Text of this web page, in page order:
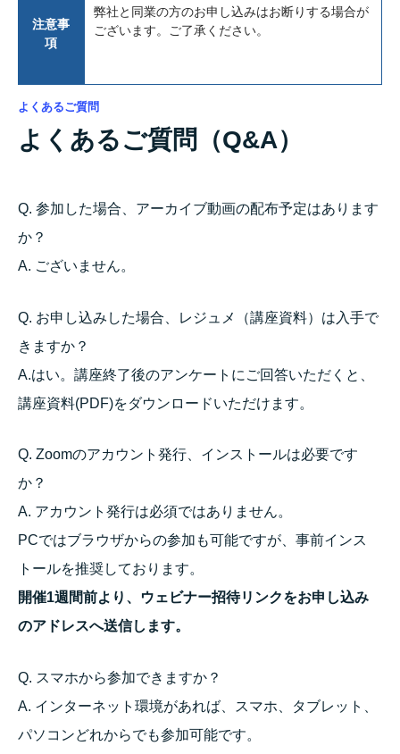
注意事
項
弊社と同業の方のお申し込みはお断りする場合が
ございます。ご了承ください。
よくあるご質問
よくあるご質問（Q&A）
Q. 参加した場合、アーカイブ動画の配布予定はあります
か？
A. ございません。
Q. お申し込みした場合、レジュメ（講座資料）は入手で
きますか？
A.はい。講座終了後のアンケートにご回答いただくと、
講座資料(PDF)をダウンロードいただけます。
Q. Zoomのアカウント発行、インストールは必要です
か？
A. アカウント発行は必須ではありません。
PCではブラウザからの参加も可能ですが、事前インス
トールを推奨しております。
開催1週間前より、ウェビナー招待リンクをお申し込み
のアドレスへ送信します。
Q. スマホから参加できますか？
A. インターネット環境があれば、スマホ、タブレット、
パソコンどれからでも参加可能です。